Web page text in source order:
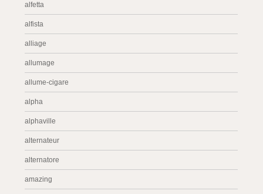
alfetta
alfista
alliage
allumage
allume-cigare
alpha
alphaville
alternateur
alternatore
amazing